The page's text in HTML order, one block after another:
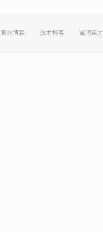
官方博客 技术博客 诚聘英才